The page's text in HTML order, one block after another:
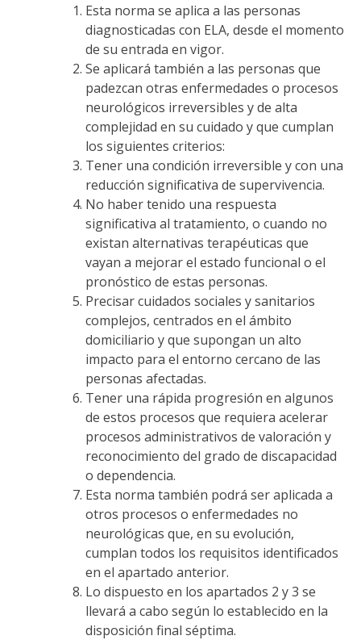
Esta norma se aplica a las personas
diagnosticadas con ELA, desde el momento
de su entrada en vigor.
Se aplicará también a las personas que
padezcan otras enfermedades o procesos
neurológicos irreversibles y de alta
complejidad en su cuidado y que cumplan
los siguientes criterios:
Tener una condición irreversible y con una
reducción significativa de supervivencia.
No haber tenido una respuesta
significativa al tratamiento, o cuando no
existan alternativas terapéuticas que
vayan a mejorar el estado funcional o el
pronóstico de estas personas.
Precisar cuidados sociales y sanitarios
complejos, centrados en el ámbito
domiciliario y que supongan un alto
impacto para el entorno cercano de las
personas afectadas.
Tener una rápida progresión en algunos
de estos procesos que requiera acelerar
procesos administrativos de valoración y
reconocimiento del grado de discapacidad
o dependencia.
Esta norma también podrá ser aplicada a
otros procesos o enfermedades no
neurológicas que, en su evolución,
cumplan todos los requisitos identificados
en el apartado anterior.
Lo dispuesto en los apartados 2 y 3 se
llevará a cabo según lo establecido en la
disposición final séptima.